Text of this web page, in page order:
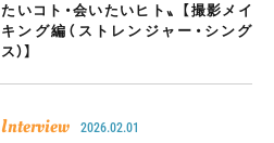
たいコト・会いたいヒト〟【撮影メイ
キング編（ストレンジャー・シング
ス）】
Interview 2026.02.01